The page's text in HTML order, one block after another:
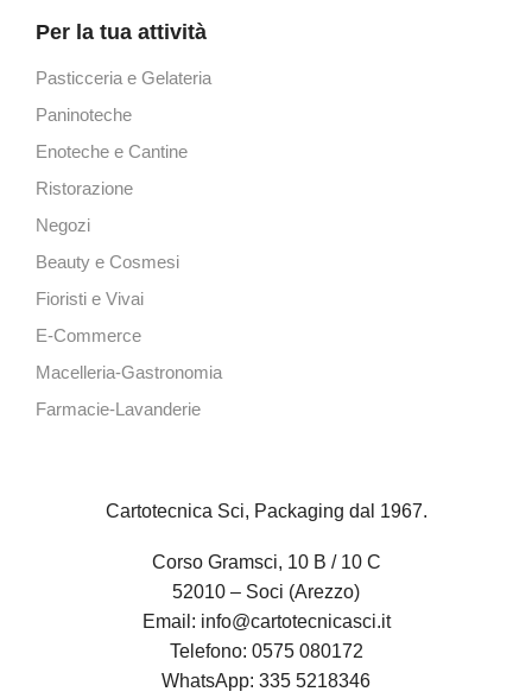
Per la tua attività
Pasticceria e Gelateria
Paninoteche
Enoteche e Cantine
Ristorazione
Negozi
Beauty e Cosmesi
Fioristi e Vivai
E-Commerce
Macelleria-Gastronomia
Farmacie-Lavanderie
Cartotecnica Sci, Packaging dal 1967.
Corso Gramsci, 10 B / 10 C
52010 – Soci (Arezzo)
Email: info@cartotecnicasci.it
Telefono: 0575 080172
WhatsApp: 335 5218346